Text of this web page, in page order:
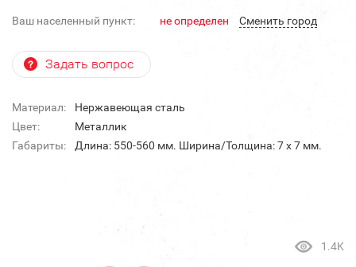
Ваш населенный пункт: не определен Cменить город
Задать вопрос
Материал:
Нержавеющая сталь
Цвет:
Металлик
Габариты:
Длина: 550-560 мм. Ширина/Толщина: 7 х 7 мм.
1.4K